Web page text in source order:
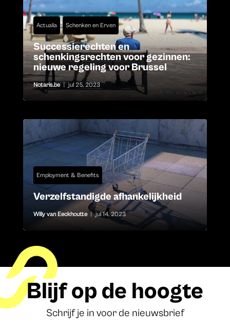
Actualia Schenken en Erven
Successierechten en
schenkingsrechten voor gezinnen:
nieuwe regeling voor Brussel
Notaris.be | jul 25, 2023
Employment & Benefits
Verzelfstandigde afhankelijkheid
Willy van Eeckhoutte | jul 14, 2023
Blijf op de hoogte
Schrijf je in voor de nieuwsbrief